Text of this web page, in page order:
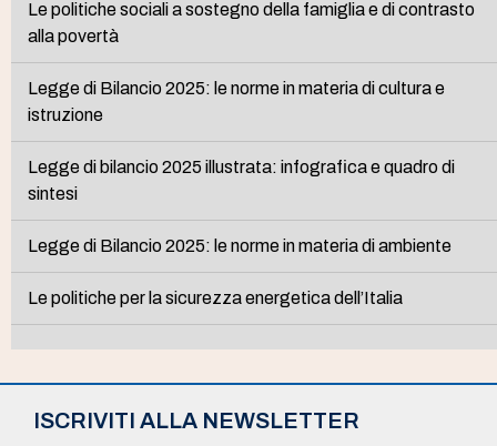
Le politiche sociali a sostegno della famiglia e di contrasto
alla povertà
Legge di Bilancio 2025: le norme in materia di cultura e
istruzione
Legge di bilancio 2025 illustrata: infografica e quadro di
sintesi
Legge di Bilancio 2025: le norme in materia di ambiente
Le politiche per la sicurezza energetica dell’Italia
ISCRIVITI ALLA NEWSLETTER